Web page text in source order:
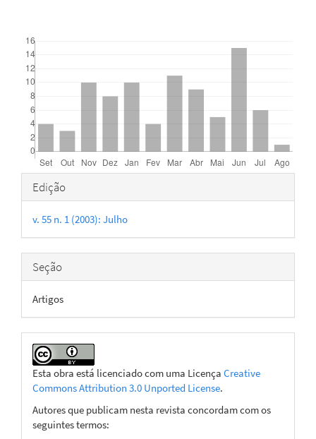
Detalhes
do
artigo
Edição
v. 55 n. 1 (2003): Julho
Seção
Artigos
Esta obra está licenciado com uma Licença Creative
Commons Attribution 3.0 Unported License.
Autores que publicam nesta revista concordam com os
seguintes termos: